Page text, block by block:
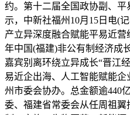
约。第十二届全国政协副、
示，中新社福州10月15日电(
产立异深度融合赋能平易近营
年中国(福建)非公有制经济成
嘉宾别离环绕立异成长“晋江
易近企出海、人工智能赋能
州市委会协办。总金额逾440
委、福建省常委会从任周祖翼